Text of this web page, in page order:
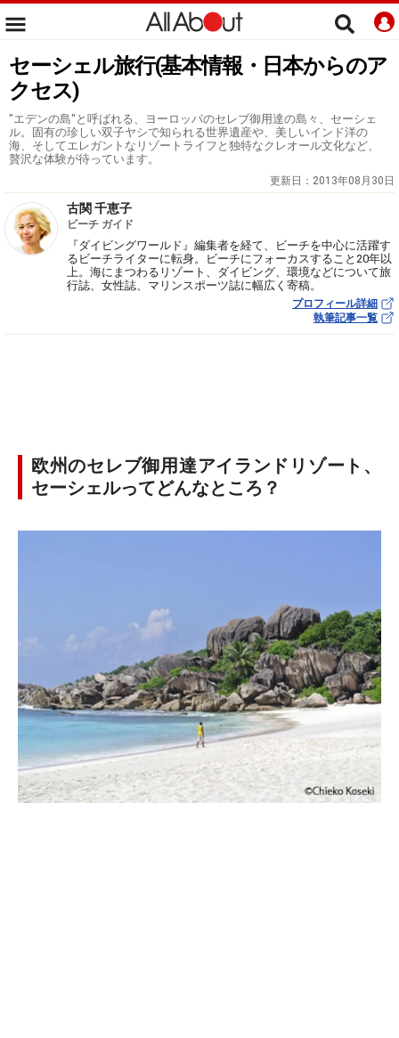
セーシェル旅行(基本情報・日本からのア
クセス)
"エデンの島"と呼ばれる、ヨーロッパのセレブ御用達の島々、セーシェ
ル。固有の珍しい双子ヤシで知られる世界遺産や、美しいインド洋の
海、そしてエレガントなリゾートライフと独特なクレオール文化など、
贅沢な体験が待っています。
更新日： 2013年08月30日
古関 千恵子
ビーチ ガイド
『ダイビングワールド』編集者を経て、ビーチを中心に活躍す
るビーチライターに転身。ビーチにフォーカスすること20年以
上。海にまつわるリゾート、ダイビング、環境などについて旅
行誌、女性誌、マリンスポーツ誌に幅広く寄稿。
プロフィール詳細
執筆記事一覧
欧州のセレブ御用達アイランドリゾート、
セーシェルってどんなところ？